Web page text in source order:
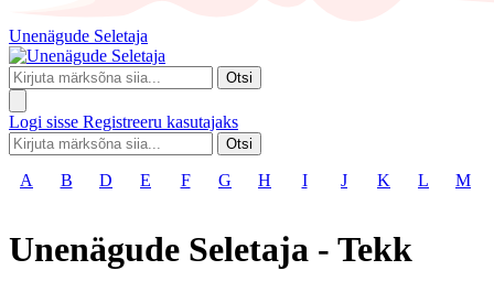
Unenägude Seletaja
Otsi
Logi sisse Registreeru kasutajaks
Otsi
A B D E F G H I J K L M
Unenägude Seletaja - Tekk